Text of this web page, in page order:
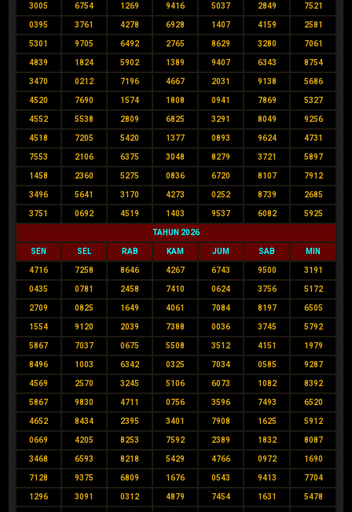
3005 6754 1269 9416 5037 2849 7521
0395 3761 4278 6928 1407 4159 2581
5301 9705 6492 2765 8629 3280 7061
4839 1824 5902 1389 9407 6343 8754
3470 0212 7196 4667 2031 9138 5686
4520 7690 1574 1808 0941 7869 5327
4552 5538 2809 6825 3291 8049 9256
4518 7205 5420 1377 0893 9624 4731
7553 2106 6375 3048 8279 3721 5897
1458 2360 5275 0836 6720 8107 7912
3496 5641 3170 4273 0252 8739 2685
3751 0692 4519 1403 9537 6082 5925
TAHUN 2026
SEN SEL RAB KAM JUM SAB MIN
4716 7258 8646 4267 6743 9500 3191
0435 0781 2458 7410 0624 3756 5172
2709 0825 1649 4061 7084 8197 6505
1554 9120 2039 7388 0036 3745 5792
5867 7037 0675 5508 3512 4151 1979
8496 1003 6342 0325 7034 0585 9287
4569 2570 3245 5106 6073 1082 8392
5867 9830 4711 0756 3596 7493 6520
4652 8434 2395 3401 7908 1625 5912
0669 4205 8253 7592 2389 1832 8087
3468 6593 8218 5429 4766 0972 1690
7128 9375 6809 1676 0543 9413 7704
1296 3091 0312 4879 7454 1631 5478